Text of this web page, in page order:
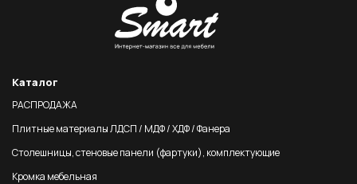
Каталог
РАСПРОДАЖА
Плитные материалы ЛДСП / МДФ / ХДФ / Фанера
Столешницы, стеновые панели (фартуки), комплектующие
Кромка мебельная